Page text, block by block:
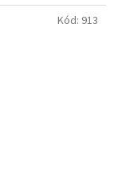
Kód: 913